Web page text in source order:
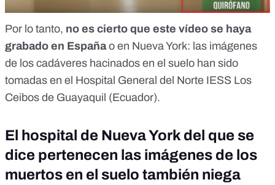
Por lo tanto, no es cierto que este vídeo se haya
grabado en Españao en Nueva York: las imágenes
de los cadáveres hacinados en el suelo han sido
tomadas en el Hospital General del Norte IESS Los
Ceibos de Guayaquil (Ecuador).
El hospital de Nueva York del que se
dice pertenecen las imágenes de los
muertos en el suelo también niega